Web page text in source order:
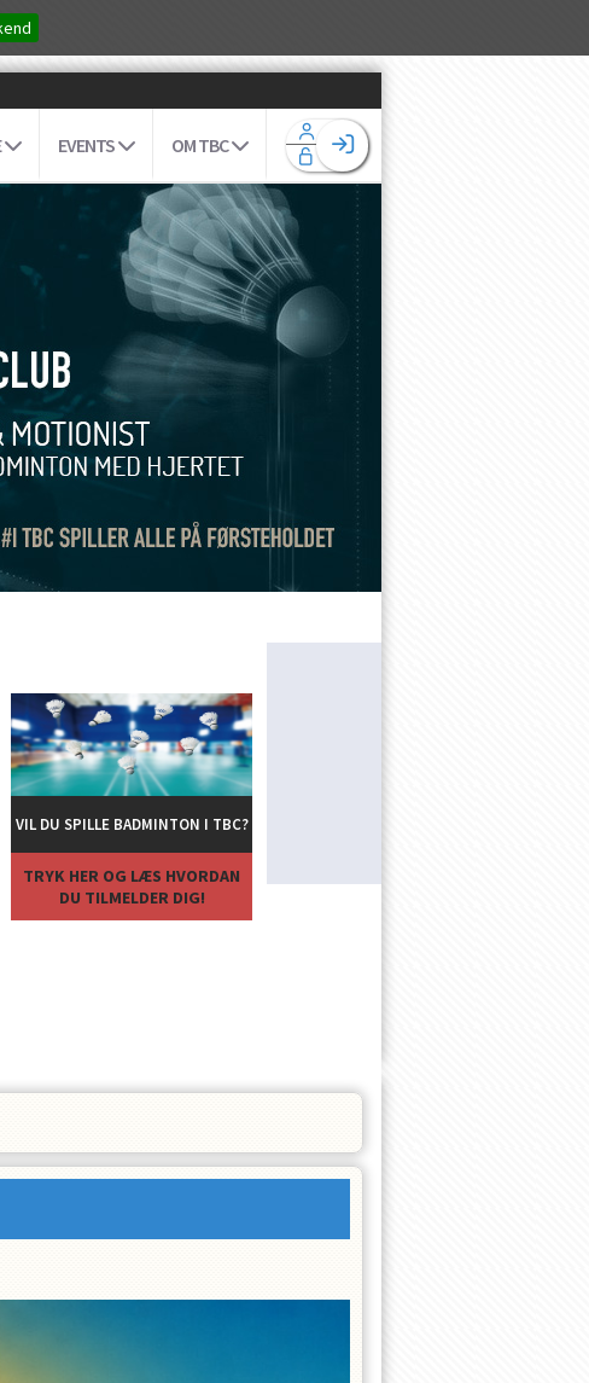
EVENTS OM TBC
Facebook login
Log ind
VIL DU SPILLE BADMINTON I TBC?
TRYK HER OG LÆS HVORDAN
DU TILMELDER DIG!